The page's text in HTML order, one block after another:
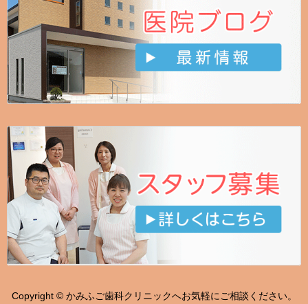
Copyright © かみふご歯科クリニックへお気軽にご相談ください。